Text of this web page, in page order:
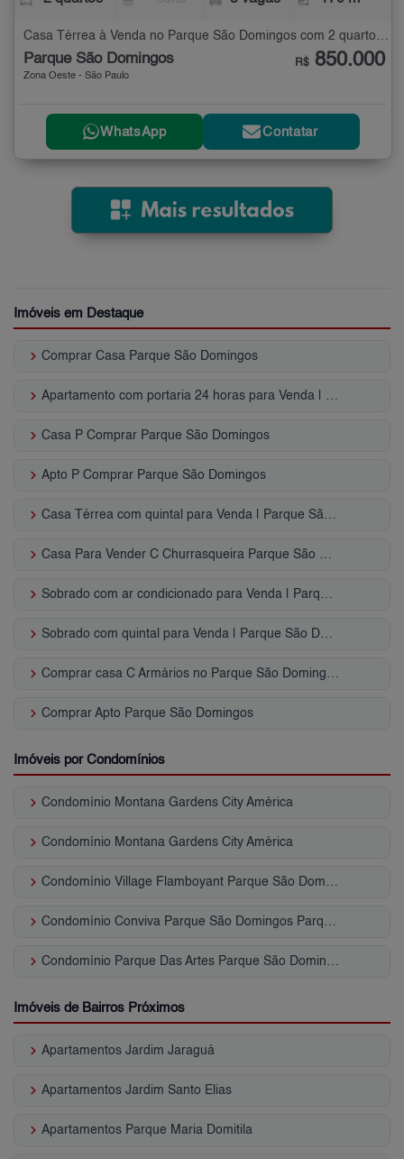
Casa Térrea à Venda no Parque São Domingos com 2 quartos - 170 m²
Parque São Domingos
Zona Oeste - São Paulo
R$ 850.000
WhatsApp Contatar
Imóveis em Destaque
keyboard_arrow_right Comprar Casa Parque São Domingos
keyboard_arrow_right Apartamento com portaria 24 horas para Venda | Parque São Domingos
keyboard_arrow_right Casa P Comprar Parque São Domingos
keyboard_arrow_right Apto P Comprar Parque São Domingos
keyboard_arrow_right Casa Térrea com quintal para Venda | Parque São Domingos
keyboard_arrow_right Casa Para Vender C Churrasqueira Parque São Domingos - SP
keyboard_arrow_right Sobrado com ar condicionado para Venda | Parque São Domingos
keyboard_arrow_right Sobrado com quintal para Venda | Parque São Domingos
keyboard_arrow_right Comprar casa C Armários no Parque São Domingos - SP
keyboard_arrow_right Comprar Apto Parque São Domingos
Imóveis por Condomínios
keyboard_arrow_right Condomínio Montana Gardens City América
keyboard_arrow_right Condomínio Montana Gardens City América
keyboard_arrow_right Condomínio Village Flamboyant Parque São Domingos
keyboard_arrow_right Condomínio Conviva Parque São Domingos Parque São Domingos
keyboard_arrow_right Condomínio Parque Das Artes Parque São Domingos
Imóveis de Bairros Próximos
keyboard_arrow_right Apartamentos Jardim Jaraguá
keyboard_arrow_right Apartamentos Jardim Santo Elias
keyboard_arrow_right Apartamentos Parque Maria Domitila